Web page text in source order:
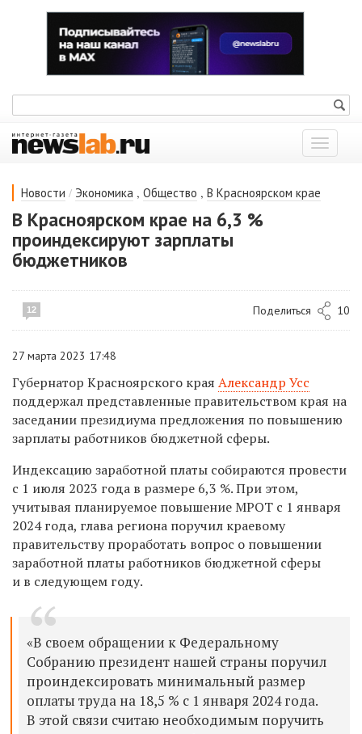
Показать
меню
Новости / Экономика , Общество , В Красноярском крае
В Красноярском крае на 6,3 %
проиндексируют зарплаты
бюджетников
12 Поделиться 10
27 марта 2023 17:48
Губернатор Красноярского края Александр Усс
поддержал представленные правительством края на
заседании президиума предложения по повышению
зарплаты работников бюджетной сферы.
Индексацию заработной платы собираются провести
с 1 июля 2023 года в размере 6,3 %. При этом,
учитывая планируемое повышение МРОТ с 1 января
2024 года, глава региона поручил краевому
правительству проработать вопрос о повышении
заработной платы работников бюджетной сферы
и в следующем году.
«В своем обращении к Федеральному
Собранию президент нашей страны поручил
проиндексировать минимальный размер
оплаты труда на 18,5 % с 1 января 2024 года.
В этой связи считаю необходимым поручить